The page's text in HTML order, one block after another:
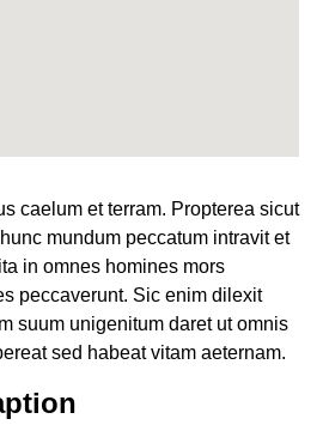
caelum et terram. Propterea sicut
mundum peccatum intravit et
in omnes homines mors
peccaverunt. Sic enim dilexit
suum unigenitum daret ut omnis
sed habeat vitam aeternam.